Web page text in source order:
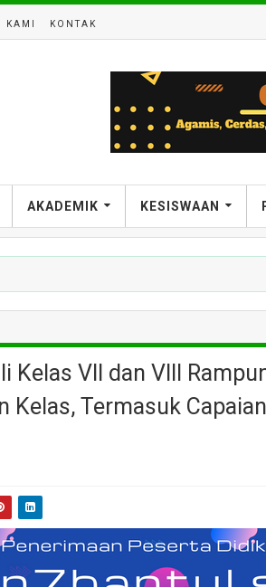
KAMI KONTAK
AKADEMIK KESISWAAN
Kelas VII dan VIII
Kelas, Termasuk